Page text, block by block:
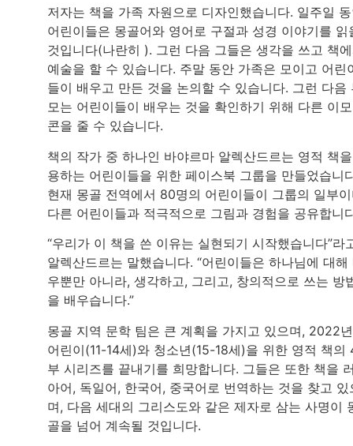
저자는 책을 가족 자원으로 디자인했습니다. 일주일
어린이들은 몽골어와 영어로 구절과 성경 이야기를 읽
것입니다(나란히 ). 그런 다음 그들은 생각을 쓰고 책
예술을 할 수 있습니다. 주말 동안 가족은 모이고 어린
들이 배우고 만든 것을 논의할 수 있습니다. 그런 다음
모는 어린이들이 배우는 것을 확인하기 위해 다른 이
콘을 줄 수 있습니다.
책의 작가 중 하나인 바야르마 알렉산드르는 영적 책
용하는 어린이들을 위한 페이스북 그룹을 만들었습니
현재 몽골 전역에서 80명의 어린이들이 그룹의 일부
다른 어린이들과 적극적으로 그림과 경험을 공유합니
“우리가 이 책을 쓴 이유는 실현되기 시작했습니다”라
알렉산드르는 말했습니다. “어린이들은 하나님에 대해
우뿐만 아니라, 생각하고, 그리고, 창의적으로 쓰는 방
을 배우습니다.”
몽골 지역 문학 팀은 큰 계획을 가지고 있으며, 2022년
어린이(11-14세)와 청소년(15-18세)을 위한 영적 책의
부 시리즈를 끝내기를 희망합니다. 그들은 또한 책을
아어, 독일어, 한국어, 중국어로 번역하는 것을 찾고 있
며, 다음 세대의 그리스도와 같은 제자로 삼는 사명이
골을 넘어 계속될 것입니다.